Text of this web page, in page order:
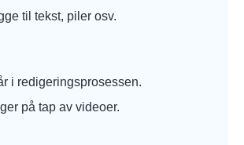
til tekst, piler osv.
i redigeringsprosessen.
på tap av videoer.